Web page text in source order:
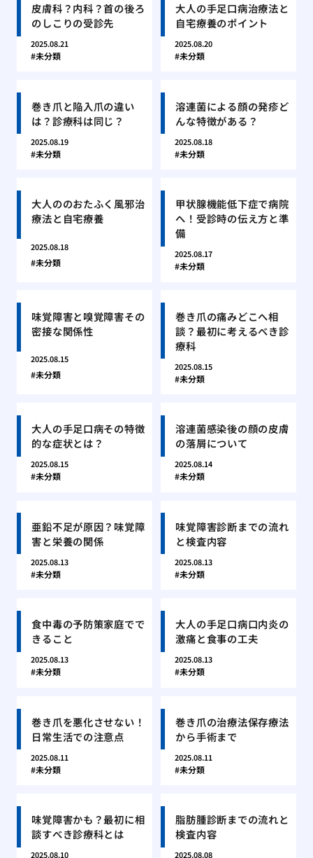
皮膚科？内科？首の後ろ
のしこりの受診先
2025.08.21
未分類
大人の手足口病治療法と
自宅療養のポイント
2025.08.20
未分類
巻き爪と陥入爪の違い
は？診療科は同じ？
2025.08.19
未分類
溶連菌による顔の発疹ど
んな特徴がある？
2025.08.18
未分類
大人ののおたふく風邪治
療法と自宅療養
2025.08.18
未分類
甲状腺機能低下症で病院
へ！受診時の伝え方と準
備
2025.08.17
未分類
味覚障害と嗅覚障害その
密接な関係性
2025.08.15
未分類
巻き爪の痛みどこへ相
談？最初に考えるべき診
療科
2025.08.15
未分類
大人の手足口病その特徴
的な症状とは？
2025.08.15
未分類
溶連菌感染後の顔の皮膚
の落屑について
2025.08.14
未分類
亜鉛不足が原因？味覚障
害と栄養の関係
2025.08.13
未分類
味覚障害診断までの流れ
と検査内容
2025.08.13
未分類
食中毒の予防策家庭でで
きること
2025.08.13
未分類
大人の手足口病口内炎の
激痛と食事の工夫
2025.08.13
未分類
巻き爪を悪化させない！
日常生活での注意点
2025.08.11
未分類
巻き爪の治療法保存療法
から手術まで
2025.08.11
未分類
味覚障害かも？最初に相
談すべき診療科とは
2025.08.10
脂肪腫診断までの流れと
検査内容
2025.08.08